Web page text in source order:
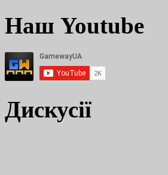
Наш Youtube
Дискусії